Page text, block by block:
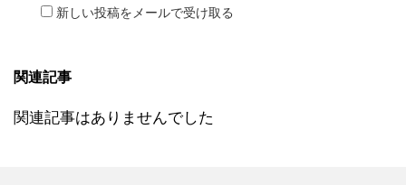
新しい投稿をメールで受け取る
関連記事
関連記事はありませんでした